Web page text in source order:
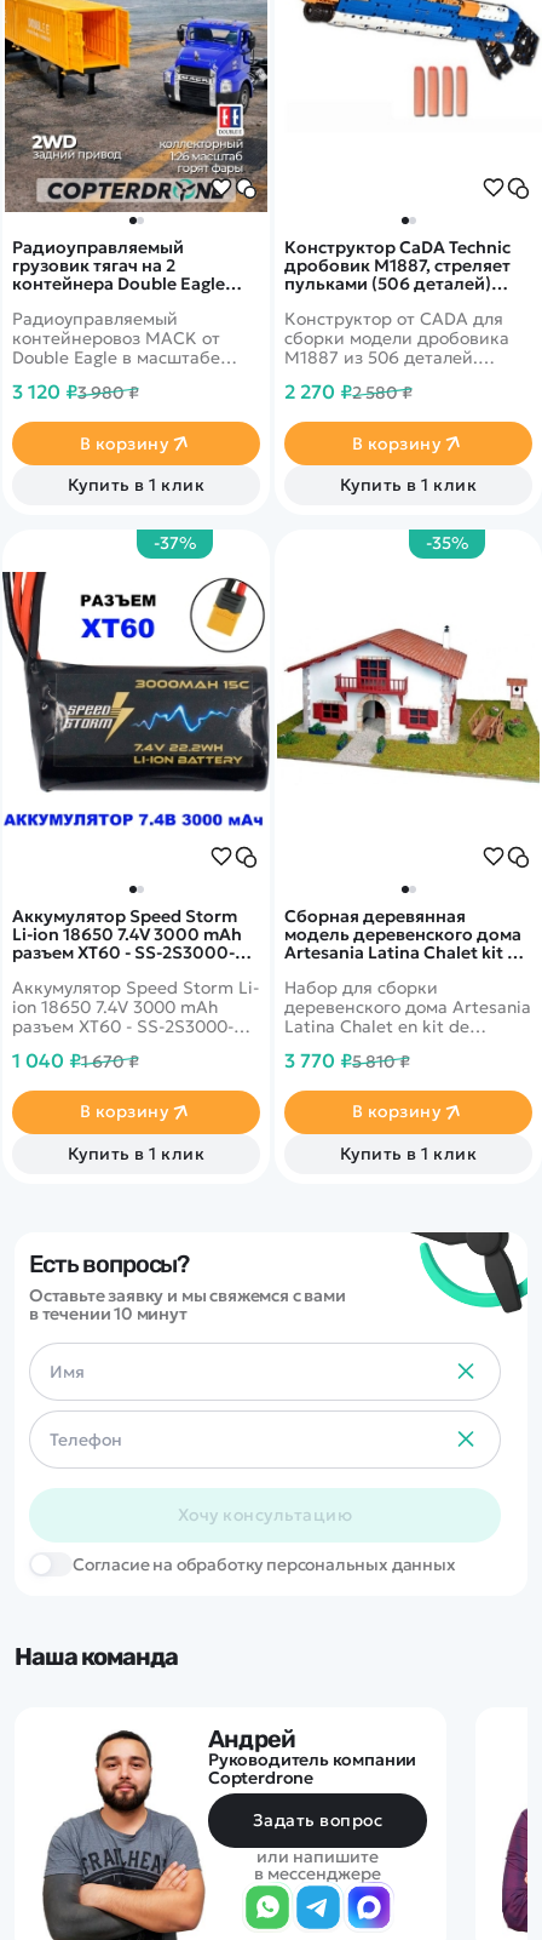
Радиоуправляемый
грузовик тягач на 2
контейнера Double Eagle
003
Радиоуправляемый
контейнеровоз MACK от
Double Eagle в масштабе
пристегивать и отстегивать,
задние двери и перевозить
грузы. Световые и звуковые
эффекты.
3 120 ₽3 980 ₽
В корзину
Купить в 1 клик
Конструктор CaDA Technic
дробовик M1887, стреляет
пульками (506 деталей)
Конструктор от CADA для
сборки модели дробовика
M1887 из 506 деталей.
2 270 ₽2 580 ₽
В корзину
Купить в 1 клик
-37%
Аккумулятор Speed Storm
Li-ion 18650 7.4V 3000 mAh
разъем XT60 - SS-2S3000-
Аккумулятор Speed Storm Li-
ion 18650 7.4V 3000 mAh
разъем XT60 - SS-2S3000-
на радиоуправлении.
1 040 ₽1 670 ₽
В корзину
Купить в 1 клик
-35%
Сборная деревянная
модель деревенского дома
Artesania Latina Chalet kit de
AL30610N
Набор для сборки
деревенского дома Artesania
Latina Chalet en kit de
1/72.
3 770 ₽5 810 ₽
В корзину
Купить в 1 клик
Есть вопросы?
Оставьте заявку и мы свяжемся с вами
в течении 10 минут
Хочу консультацию
Cогласие на обработку персональных данных
Наша команда
Андрей
Руководитель компании
Copterdrone
Задать вопрос
или напишите
в мессенджере